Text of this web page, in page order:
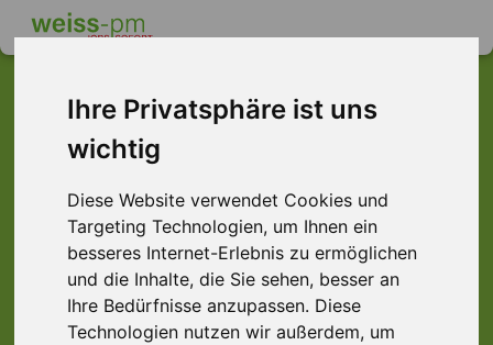
Ihre Privatsphäre ist uns
wichtig
Diese Website verwendet Cookies und
Targeting Technologien, um Ihnen ein
besseres Internet-Erlebnis zu ermöglichen
und die Inhalte, die Sie sehen, besser an
Ihre Bedürfnisse anzupassen. Diese
Technologien nutzen wir außerdem, um
Dieser Job ist leider
nicht mehr verfügbar ...
... aber vielleicht ist hier etwas dabei: